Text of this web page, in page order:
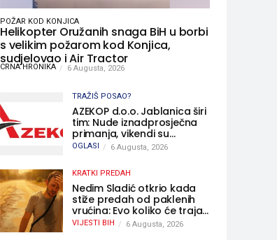
POŽAR KOD KONJICA
Helikopter Oružanih snaga BiH u borbi
s velikim požarom kod Konjica,
sudjelovao i Air Tractor
CRNA HRONIKA 6 Augusta, 2026
TRAŽIŠ POSAO?
AZEKOP d.o.o. Jablanica širi
tim: Nude iznadprosječna
primanja, vikendi su
slobodni, traži se više
OGLASI 6 Augusta, 2026
KRATKI PREDAH
Nedim Sladić otkrio kada
stiže predah od paklenih
vrućina: Evo koliko će trajati
osvježenje u BiH
VIJESTI BIH 6 Augusta, 2026